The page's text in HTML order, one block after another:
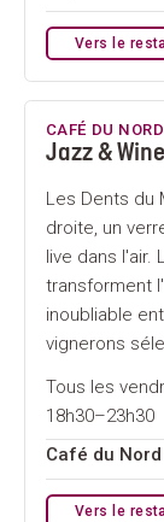
Vers le
CAFÉ DU NORD
Jazz &
Les Dents du
droite, un
live dans l'air.
transforment
inoubliable
vignerons
Tous les
18h30–23h30
Café du Nord
Vers le